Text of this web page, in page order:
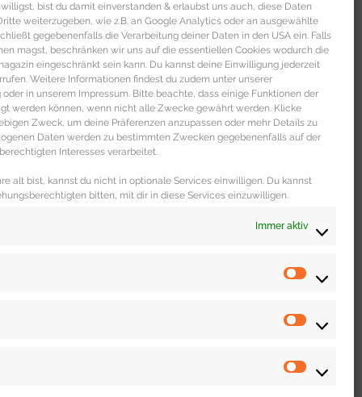
bist du damit einverstanden & erlaubst uns auch, diese Daten
weiterzugeben, wie z.B. an Google Analytics oder an ausgewählte
gegebenenfalls die Verarbeitung deiner Daten in den USA ein. Falls
magst, beschränken wir uns auf die essentiellen Cookies wodurch die
eingeschränkt sein kann. Du kannst deine Einwilligung jederzeit
Weitere Informationen findest du zudem unter unserer
in unserem Impressum. Bitte beachte, dass einige Funktionen der
werden können, wenn nicht alle Zwecke gewährt werden. Klicke
Zweck, um deine Präferenzen anzupassen oder mehr Details zu
Daten werden zu bestimmten Zwecken gegebenenfalls auf der
Interesses verarbeitet.
alt bist, kannst du nicht in optionale Services einwilligen. Du kannst
bitten, mit dir in diese Services einzuwilligen.
Immer aktiv
und Pieces
Outfits & Sport
»